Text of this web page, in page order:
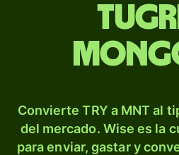
Convierte TRY a MNT al
del mercado. Wise es la
para enviar, gastar y